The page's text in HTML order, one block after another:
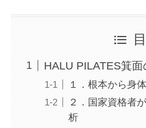
HALU PILATES箕面
１．根本から身
２．国家資格者
析